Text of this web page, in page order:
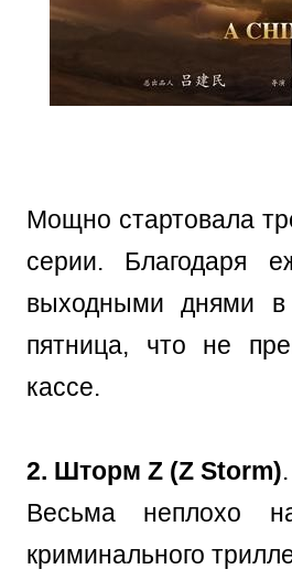
Мощно стартовала
серии. Благодаря
выходными днями в
пятница, что не
кассе.
2. Шторм Z (Z Storm).
Весьма неплохо
криминального